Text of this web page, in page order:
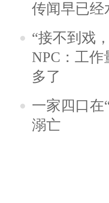
传闻早已经
“接不到戏
NPC：工
多了
一家四口在
溺亡